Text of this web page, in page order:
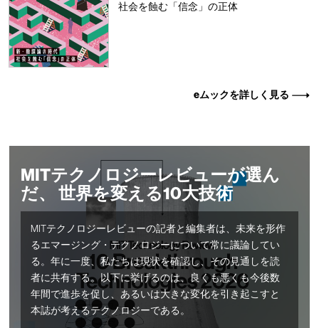
社会を蝕む「信念」の正体
eムックを詳しく見る
MITテクノロジーレビューが選ん
だ、 世界を変える10大技術
MITテクノロジーレビューの記者と編集者は、未来を形作
るエマージング・テクノロジーについて常に議論してい
る。年に一度、私たちは現状を確認し、その見通しを読
者に共有する。以下に挙げるのは、良くも悪くも今後数
年間で進歩を促し、あるいは大きな変化を引き起こすと
本誌が考えるテクノロジーである。